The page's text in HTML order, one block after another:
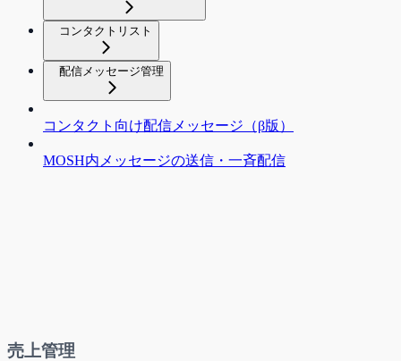
コンタクトリスト
配信メッセージ管理
コンタクト向け配信メッセージ（β版）
MOSH内メッセージの送信・一斉配信
売上管理